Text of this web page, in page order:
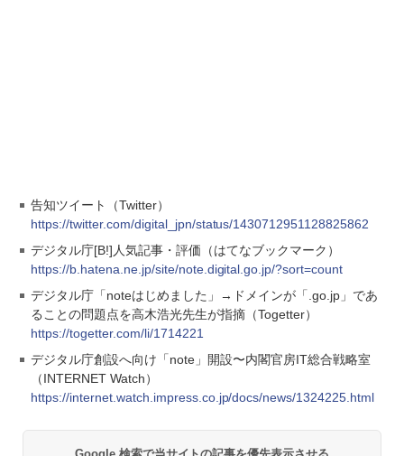
告知ツイート（Twitter）
https://twitter.com/digital_jpn/status/1430712951128825862
デジタル庁[B!]人気記事・評価（はてなブックマーク）
https://b.hatena.ne.jp/site/note.digital.go.jp/?sort=count
デジタル庁「noteはじめました」→ドメインが「.go.jp」であ
ることの問題点を高木浩光先生が指摘（Togetter）
https://togetter.com/li/1714221
デジタル庁創設へ向け「note」開設〜内閣官房IT総合戦略室
（INTERNET Watch）
https://internet.watch.impress.co.jp/docs/news/1324225.html